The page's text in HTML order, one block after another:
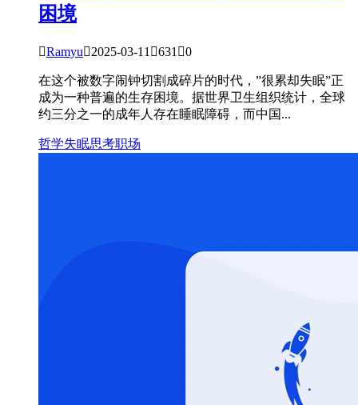
困境
Ramyu2025-03-11 631 0
在这个被数字闹钟切割成碎片的时代，”很累却失眠”正
成为一种普遍的生存困境。据世界卫生组织统计，全球
约三分之一的成年人存在睡眠障碍，而中国...
哲学失眠思考职场